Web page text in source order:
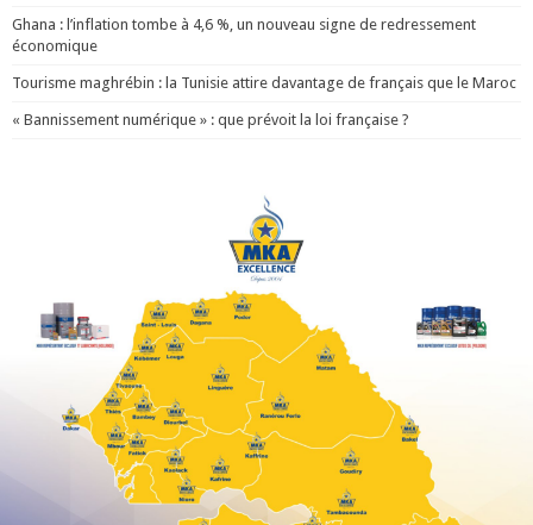
Ghana : l’inflation tombe à 4,6 %, un nouveau signe de redressement
économique
Tourisme maghrébin : la Tunisie attire davantage de français que le Maroc
« Bannissement numérique » : que prévoit la loi française ?